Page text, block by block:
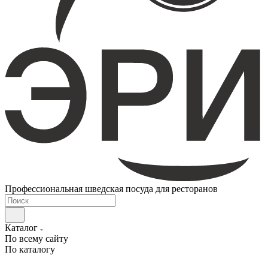
Профессиональная шведская посуда для ресторанов
Каталог
По всему сайту
По каталогу